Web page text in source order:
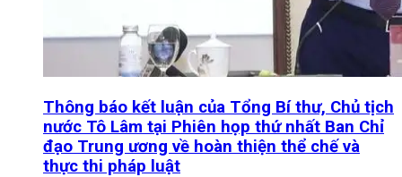
Thông báo kết luận của Tổng Bí thư, Chủ tịch
nước Tô Lâm tại Phiên họp thứ nhất Ban Chỉ
đạo Trung ương về hoàn thiện thể chế và
thực thi pháp luật